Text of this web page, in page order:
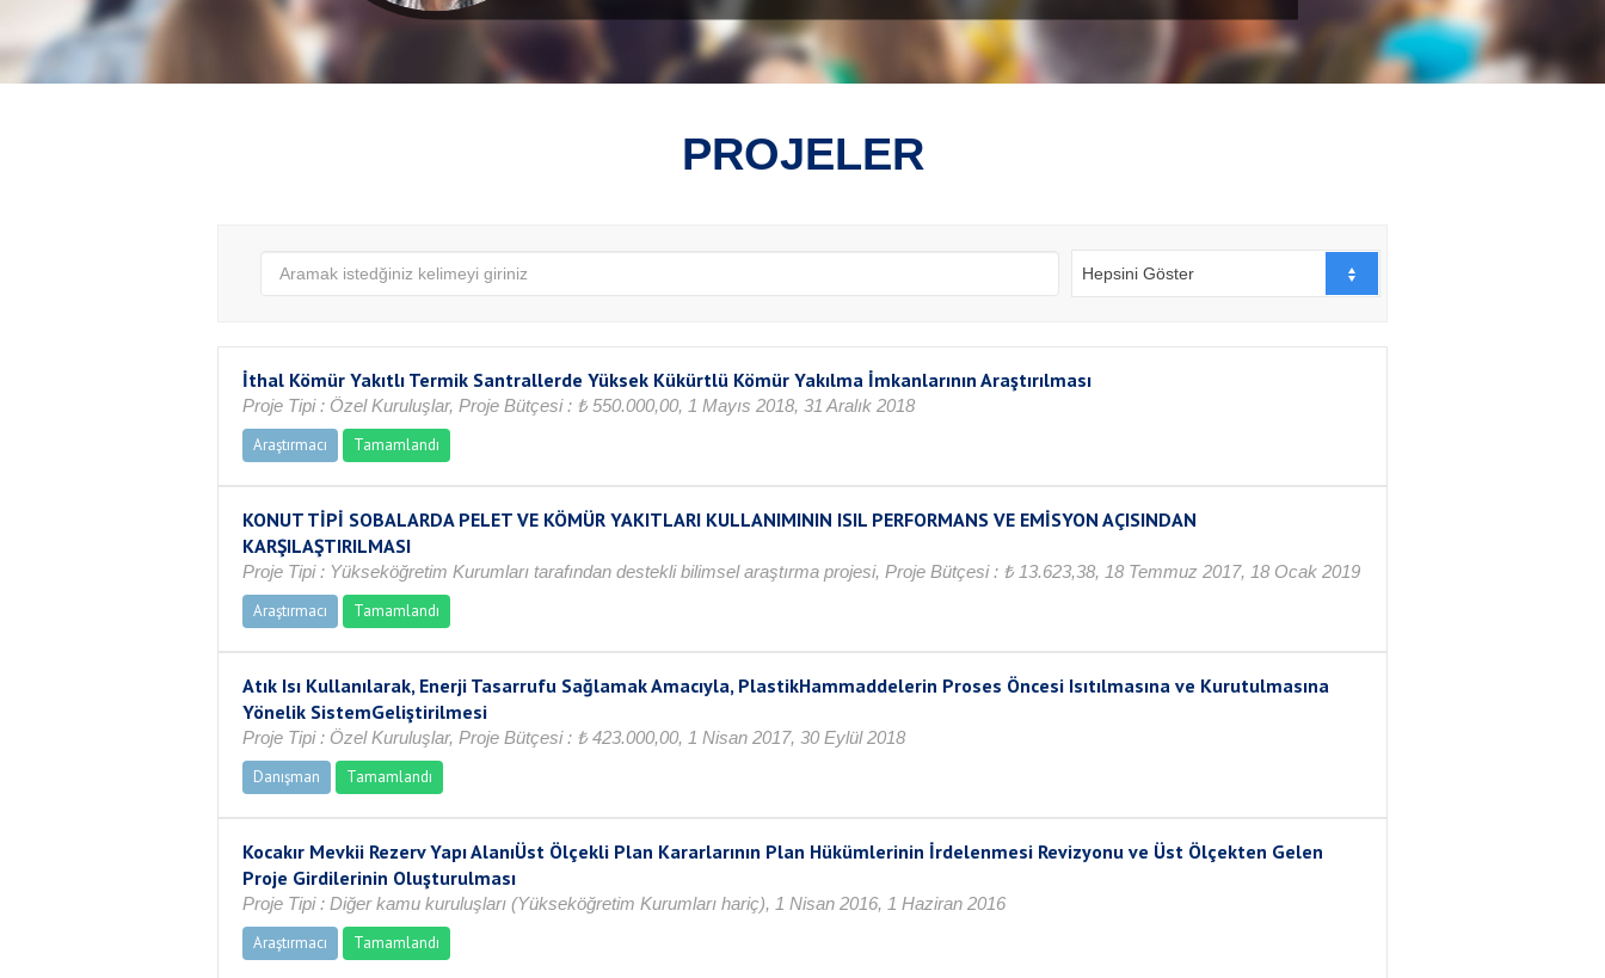
PROJELER
Hepsini Göster
İthal Kömür Yakıtlı Termik Santrallerde Yüksek Kükürtlü Kömür Yakılma İmkanlarının Araştırılması
Proje Tipi : Özel Kuruluşlar, Proje Bütçesi : ₺ 550.000,00, 1 Mayıs 2018, 31 Aralık 2018
Araştırmacı
Tamamlandı
KONUT TİPİ SOBALARDA PELET VE KÖMÜR YAKITLARI KULLANIMININ ISIL PERFORMANS VE EMİSYON AÇISINDAN
KARŞILAŞTIRILMASI
Proje Tipi : Yükseköğretim Kurumları tarafından destekli bilimsel araştırma projesi, Proje Bütçesi : ₺ 13.623,38, 18 Temmuz 2017, 18 Ocak 2019
Araştırmacı
Tamamlandı
Atık Isı Kullanılarak, Enerji Tasarrufu Sağlamak Amacıyla, PlastikHammaddelerin Proses Öncesi Isıtılmasına ve Kurutulmasına
Yönelik SistemGeliştirilmesi
Proje Tipi : Özel Kuruluşlar, Proje Bütçesi : ₺ 423.000,00, 1 Nisan 2017, 30 Eylül 2018
Danışman
Tamamlandı
Kocakır Mevkii Rezerv Yapı AlanıÜst Ölçekli Plan Kararlarının Plan Hükümlerinin İrdelenmesi Revizyonu ve Üst Ölçekten Gelen
Proje Girdilerinin Oluşturulması
Proje Tipi : Diğer kamu kuruluşları (Yükseköğretim Kurumları hariç), 1 Nisan 2016, 1 Haziran 2016
Araştırmacı
Tamamlandı